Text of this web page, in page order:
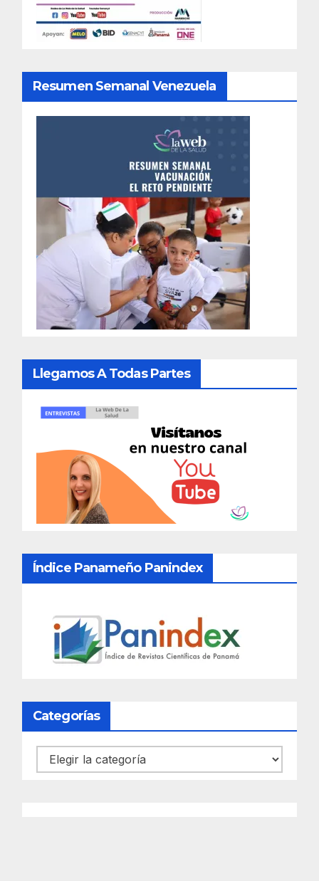
Resumen Semanal Venezuela
Llegamos A Todas Partes
Índice Panameño Panindex
Categorías
Categorías